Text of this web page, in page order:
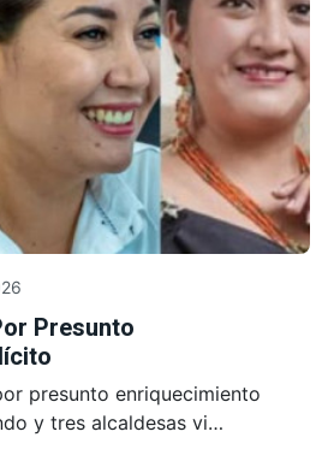
Presunto
presunto enriquecimiento
y tres alcaldesas vi…